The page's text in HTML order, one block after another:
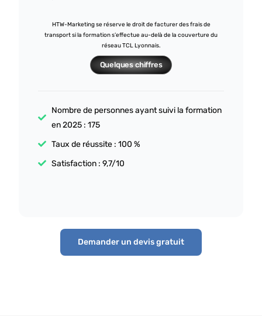
HTW-Marketing se réserve le droit de facturer des frais de
transport si la formation s’effectue au-delà de la couverture du
réseau TCL Lyonnais.
Quelques chiffres
Nombre de personnes ayant suivi la formation
en 2025 : 175
Taux de réussite : 100 %
Satisfaction : 9,7/10
Demander un devis gratuit